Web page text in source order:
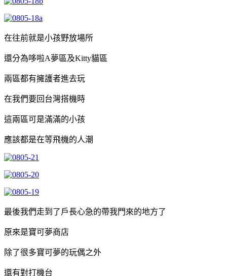
在往前就是小孩野放場所
還分為哆啦A夢區及Kitty貓區
兩區都有擁護者進去玩
在我們要回台灣搭機時
這兩區可是滿滿的小孩
應該都是在等飛機的人潮
最後我們走到了戶長心急的帶我門來的地方了
原來是寶可夢商店
除了很多寶可夢的玩偶之外
還有對打機台